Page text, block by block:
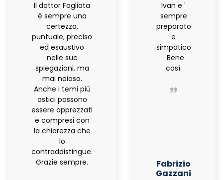
Il dottor Fogliata
è sempre una
certezza,
puntuale, preciso
ed esaustivo
nelle sue
spiegazioni, ma
mai noioso.
Anche i temi più
ostici possono
essere apprezzati
e compresi con
la chiarezza che
lo
contraddistingue.
Grazie sempre.
Ivan e '
sempre
preparato
e
simpatico
. Bene
così.
Fabrizio
Gazzani